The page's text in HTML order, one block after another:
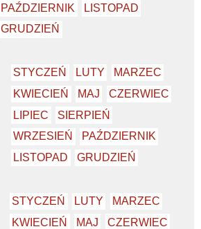
PAŹDZIERNIK
LISTOPAD
GRUDZIEŃ
STYCZEŃ LUTY
MARZEC
KWIECIEŃ
MAJ
CZERWIEC
LIPIEC
SIERPIEŃ
WRZESIEŃ
PAŹDZIERNIK
LISTOPAD
GRUDZIEŃ
STYCZEŃ LUTY
MARZEC
KWIECIEŃ
MAJ
CZERWIEC